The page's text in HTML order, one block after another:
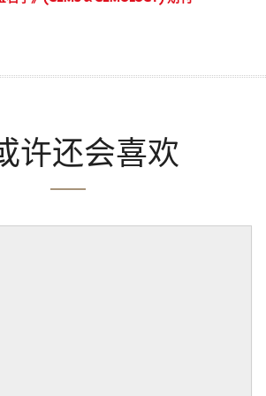
许还会喜欢